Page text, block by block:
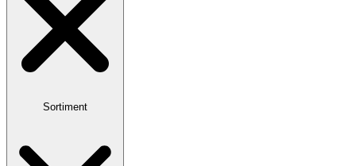
Sortiment